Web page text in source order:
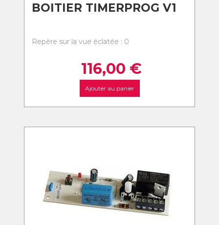
BOITIER TIMERPROG V1
Repère sur la vue éclatée : 0
116,00 €
Ajouter au panier